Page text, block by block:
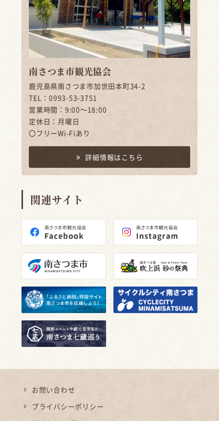
南さつま市観光協会
鹿児島県南さつま市加世田本町34-2
TEL：0993-53-3751
営業時間：9:00～18:00
定休日：月曜日
〇フリーWi-Fiあり
詳細情報はこちら
関連サイト
お問い合わせ
プライバシーポリシー